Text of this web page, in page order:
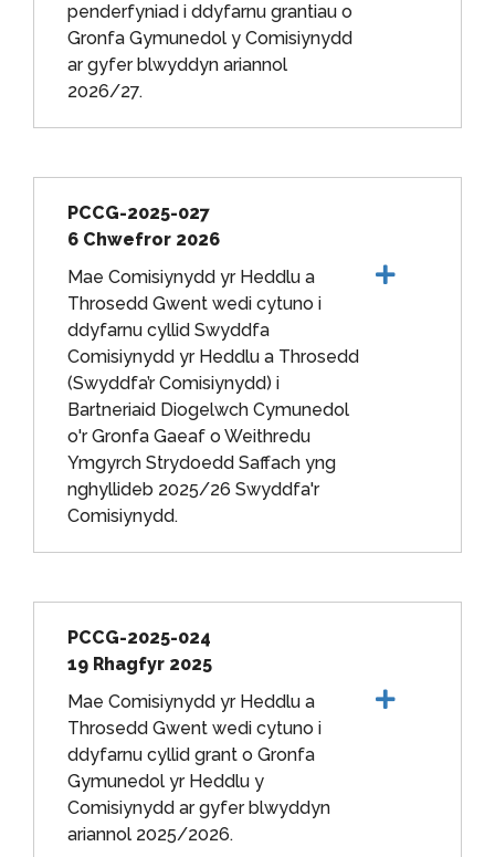
penderfyniad i ddyfarnu grantiau o
Gronfa Gymunedol y Comisiynydd
ar gyfer blwyddyn ariannol
2026/27.
PCCG-2025-027
6 Chwefror 2026
Mae Comisiynydd yr Heddlu a
Throsedd Gwent wedi cytuno i
ddyfarnu cyllid Swyddfa
Comisiynydd yr Heddlu a Throsedd
(Swyddfa’r Comisiynydd) i
Bartneriaid Diogelwch Cymunedol
o'r Gronfa Gaeaf o Weithredu
Ymgyrch Strydoedd Saffach yng
nghyllideb 2025/26 Swyddfa'r
Comisiynydd.
PCCG-2025-024
19 Rhagfyr 2025
Mae Comisiynydd yr Heddlu a
Throsedd Gwent wedi cytuno i
ddyfarnu cyllid grant o Gronfa
Gymunedol yr Heddlu y
Comisiynydd ar gyfer blwyddyn
ariannol 2025/2026.